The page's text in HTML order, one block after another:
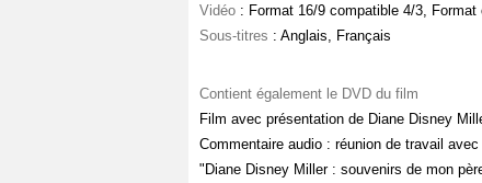
Vidéo : Format 16/9 compatible 4/3,
Sous-titres : Anglais, Français
Contient également le DVD du film
Film avec présentation de Diane Disney
Commentaire audio : réunion de travail
"Diane Disney Miller : souvenirs de mon